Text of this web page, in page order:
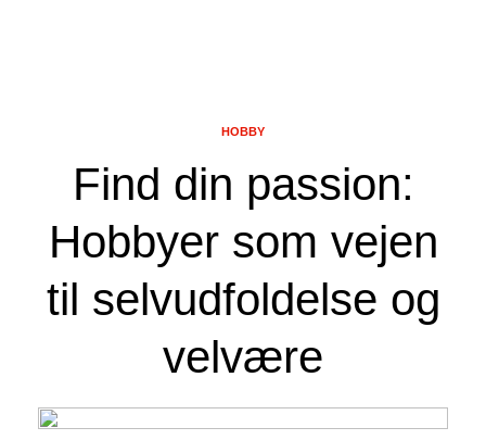
Find din passion:
Hobbyer som vejen
til selvudfoldelse og
velvære
HOBBY